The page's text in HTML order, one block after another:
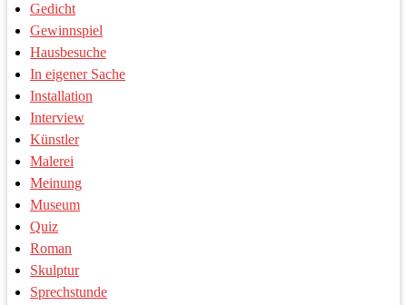
Gedicht
Gewinnspiel
Hausbesuche
In eigener Sache
Installation
Interview
Künstler
Malerei
Meinung
Museum
Quiz
Roman
Skulptur
Sprechstunde